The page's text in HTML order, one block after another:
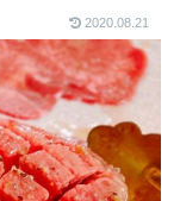
2020.08.21